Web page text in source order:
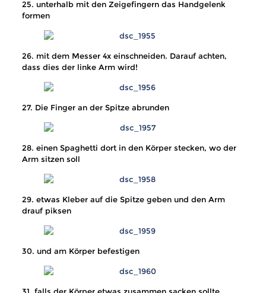
25. unterhalb mit den Zeigefingern das Handgelenk
formen
26. mit dem Messer 4x einschneiden. Darauf achten,
dass dies der linke Arm wird!
27. Die Finger an der Spitze abrunden
28. einen Spaghetti dort in den Körper stecken, wo der
Arm sitzen soll
29. etwas Kleber auf die Spitze geben und den Arm
drauf piksen
30. und am Körper befestigen